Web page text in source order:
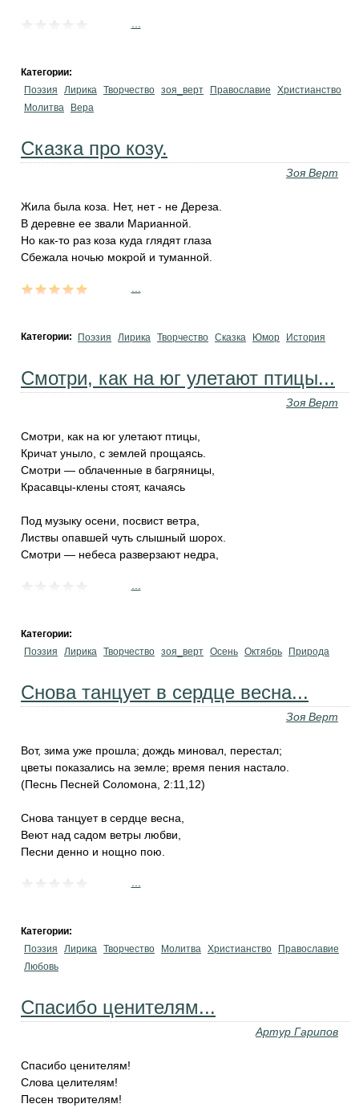
Категории:
Поэзия
Лирика Творчество зоя_верт Православие
Христианство
Молитва
Вера
Сказка про козу.
Зоя Верт
Жила была коза. Нет, нет - не Дереза.
В деревне ее звали Марианной.
Но как-то раз коза куда глядят глаза
Сбежала ночью мокрой и туманной.
Категории: Поэзия Лирика Творчество Сказка Юмор История
Смотри, как на юг улетают птицы...
Зоя Верт
Смотри, как на юг улетают птицы,
Кричат уныло, с землей прощаясь.
Смотри — облаченные в багряницы,
Красавцы-клены стоят, качаясь
Под музыку осени, посвист ветра,
Листвы опавшей чуть слышный шорох.
Смотри — небеса разверзают недра,
Категории:
Поэзия
Лирика Творчество зоя_верт Осень Октябрь Природа
Снова танцует в сердце весна...
Зоя Верт
Вот, зима уже прошла; дождь миновал, перестал;
цветы показались на земле; время пения настало.
(Песнь Песней Соломона, 2:11,12)
Снова танцует в сердце весна,
Веют над садом ветры любви,
Песни денно и нощно пою.
Категории:
Поэзия
Лирика Творчество Молитва Христианство
Православие
Любовь
Спасибо ценителям...
Артур Гарипов
Спасибо ценителям!
Слова целителям!
Песен творителям!